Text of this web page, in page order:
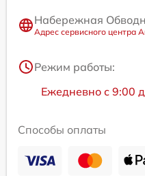
Набережная
Адрес сервисного центра
Режим работы:
Ежедневно с 9:00
Способы оплаты